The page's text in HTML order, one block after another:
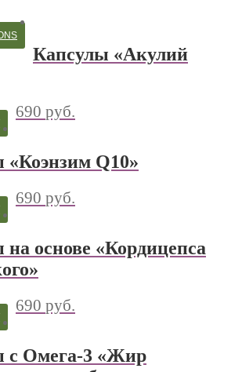
Капсулы «Акулий
690 руб.
«Коэнзим Q10»
690 руб.
основе «Кордицепса
690 руб.
с Омега-3 «Жир